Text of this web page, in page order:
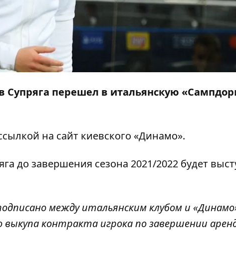
Супряга перешел в итальянскую
на сайт киевского «Динамо».
до завершения сезона 2021/2022 будет
между итальянским клубом и
выкупа контракта игрока по завершении